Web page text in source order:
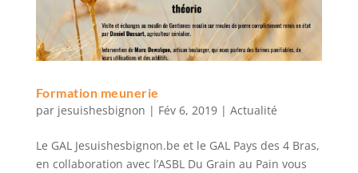
Formation meunerie
par jesuishesbignon | Fév 6, 2019| Actualité
Le GAL Jesuishesbignon.be et le GAL Pays des 4 Bras,
en collaboration avec l’ASBL Du Grain au Pain vous